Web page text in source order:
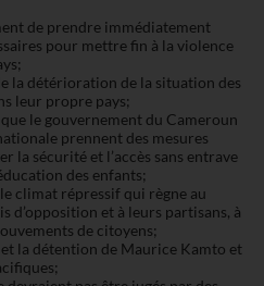
de prendre immédiatement
pour mettre fin à la violence
la détérioration de la situation des
leur propre pays;
le gouvernement du Cameroun
prennent des mesures
la sécurité et l’accès sans entrave
des enfants;
climat répressif qui règne au
d’opposition et à leurs partisans, à
de citoyens;
la détention de Maurice Kamto et